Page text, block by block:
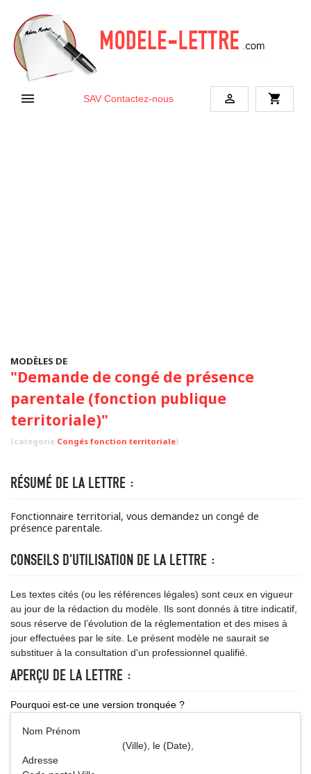
 SAV Contactez-nous  shopping_cart
MODÈLES DE
"Demande de congé de présence
parentale (fonction publique
territoriale)"
(categorie Congés fonction territoriale)
RÉSUMÉ DE LA LETTRE :
Fonctionnaire territorial, vous demandez un congé de
présence parentale.
CONSEILS D'UTILISATION DE LA LETTRE :
Les textes cités (ou les références légales) sont ceux en vigueur
au jour de la rédaction du modèle. Ils sont donnés à titre indicatif,
sous réserve de l’évolution de la réglementation et des mises à
jour effectuées par le site. Le présent modèle ne saurait se
substituer à la consultation d'un professionnel qualifié.
APERÇU DE LA LETTRE :
Pourquoi est-ce une version tronquée ?
Nom Prénom
(Ville), le (Date),
Adresse